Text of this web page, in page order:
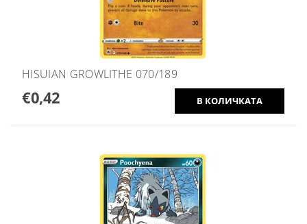
HISUIAN GROWLITHE 070/189
€0,42